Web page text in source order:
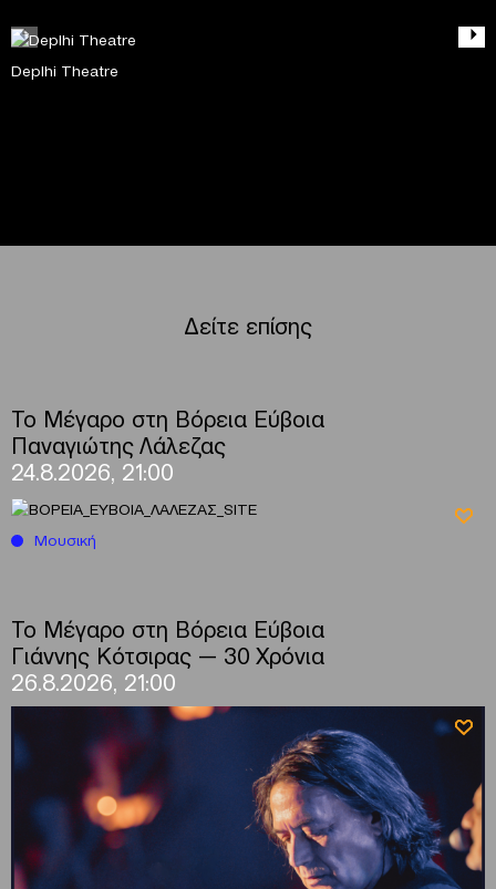
Deplhi Theatre
Δείτε επίσης
Το Μέγαρο στη Βόρεια Εύβοια
Παναγιώτης Λάλεζας
24.8.2026, 21:00
Μουσική
Το Μέγαρο στη Βόρεια Εύβοια
Γιάννης Κότσιρας — 30 Χρόνια
26.8.2026, 21:00